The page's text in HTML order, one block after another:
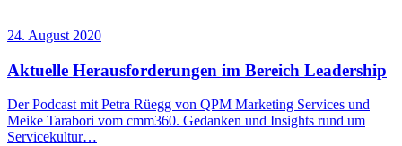
24. August 2020
Aktuelle Herausforderungen im Bereich Leadership
Der Podcast mit Petra Rüegg von QPM Marketing Services und
Meike Tarabori vom cmm360. Gedanken und Insights rund um
Servicekultur…